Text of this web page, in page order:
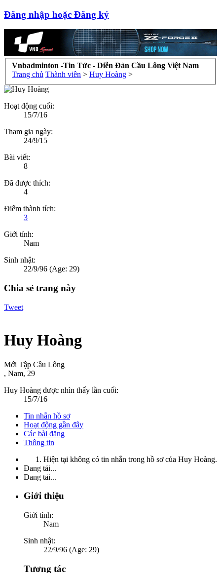
Đăng nhập hoặc Đăng ký
Vnbadminton -Tin Tức - Diễn Đàn Cầu Lông Việt Nam
Trang chủ Thành viên > Huy Hoàng >
Hoạt động cuối:
15/7/16
Tham gia ngày:
24/9/15
Bài viết:
8
Đã được thích:
4
Điểm thành tích:
3
Giới tính:
Nam
Sinh nhật:
22/9/96 (Age: 29)
Chia sẻ trang này
Tweet
Huy Hoàng
Mới Tập Cầu Lông
, Nam, 29
Huy Hoàng được nhìn thấy lần cuối:
15/7/16
Tin nhắn hồ sơ
Hoạt động gần đây
Các bài đăng
Thông tin
Hiện tại không có tin nhắn trong hồ sơ của Huy Hoàng.
Đang tải...
Đang tải...
Giới thiệu
Giới tính:
Nam
Sinh nhật:
22/9/96 (Age: 29)
Tương tác